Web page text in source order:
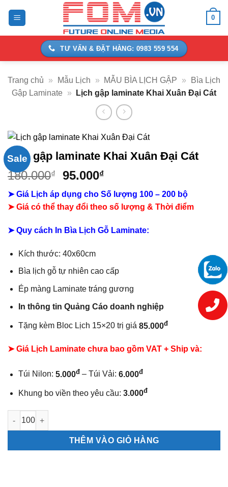
0
TƯ VẤN & ĐẶT HÀNG: 0983 559 554
Trang chủ » Mẫu Lịch » MẪU BÌA LỊCH GẬP »
Bìa Lịch
Gập Laminate
» Lịch gập laminate Khai Xuân Đại Cát
Sale
Lịch gập laminate Khai Xuân Đại Cát
180.000₫
Giá
là:
180.000₫.
95.000₫Giá
hiện
tại
là:
95.000₫.
➤ Giá Lịch áp dụng cho Số lượng 100 – 200 bộ
➤ Giá có thể thay đổi theo số lượng & Thời điểm
➤ Quy cách In Bìa Lịch Gỗ Laminate:
Kích thước: 40x60cm
Bìa lịch gỗ tự nhiên cao cấp
Ép màng Laminate tráng gương
In thông tin Quảng Cáo doanh nghiệp
Tặng kèm Bloc Lịch 15×20 trị giá 85.000đ
➤ Giá Lịch Laminate chưa bao gồm VAT + Ship và:
Túi Nilon: 5.000đ – Túi Vải: 6.000đ
Khung bo viền theo yêu cầu: 3.000đ
Lịch gập laminate Khai Xuân Đại Cát số lượng
THÊM VÀO GIỎ HÀNG